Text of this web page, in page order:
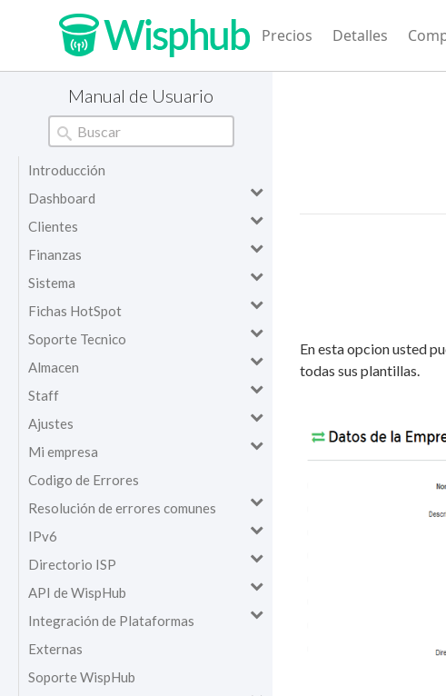
Precios Detalles
Manual de Usuario
Introducción
Dashboard
Clientes
Finanzas
Sistema
Fichas HotSpot
Soporte Tecnico
Almacen
Staff
Ajustes
Mi empresa
Codigo de Errores
Resolución de errores comunes
IPv6
Directorio ISP
API de WispHub
Integración de Plataformas
Externas
Soporte WispHub
En esta opcion usted
todas sus plantillas.